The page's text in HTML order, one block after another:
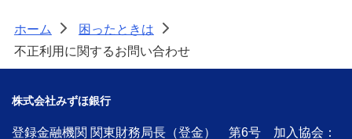
ホーム > 困ったときは
>
不正利用に関するお問い合わせ
株式会社みずほ銀行
登録金融機関 関東財務局長（登金） 第6号 加入協会：